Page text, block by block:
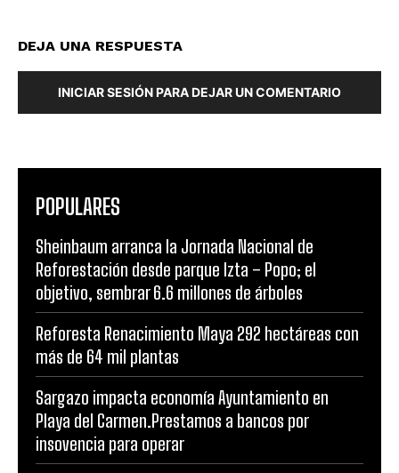
DEJA UNA RESPUESTA
INICIAR SESIÓN PARA DEJAR UN COMENTARIO
POPULARES
Sheinbaum arranca la Jornada Nacional de
Reforestación desde parque Izta – Popo; el
objetivo, sembrar 6.6 millones de árboles
Reforesta Renacimiento Maya 292 hectáreas con
más de 64 mil plantas
Sargazo impacta economía Ayuntamiento en
Playa del Carmen.Prestamos a bancos por
insovencia para operar